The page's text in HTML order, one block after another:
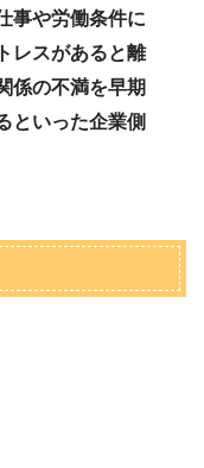
事や労働条件に
レスがあると離
係の不満を早期
といった企業側